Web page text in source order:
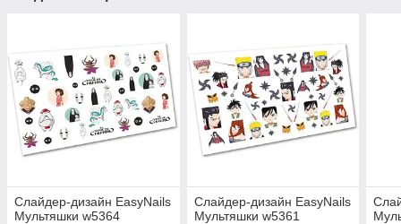
Слайдер-дизайн EasyNails
Мультяшки w5364
Слайдер-дизайн EasyNails
Мультяшки w5361